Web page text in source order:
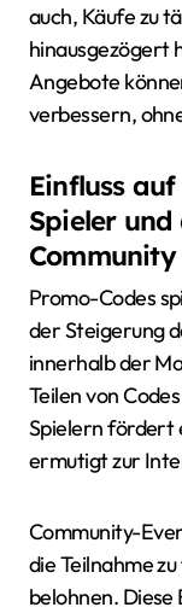
auch, Käufe zu
hinausgezögert
Angebote
verbessern,
Einfluss
Spieler
Community
Promo-Codes
der Steigerung
innerhalb der
Teilen von
Spielern fördert
ermutigt zur
Community-
die Teilnahme
belohnen.